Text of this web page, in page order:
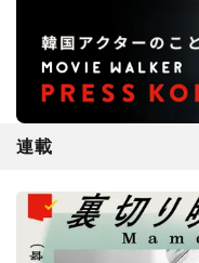
連載